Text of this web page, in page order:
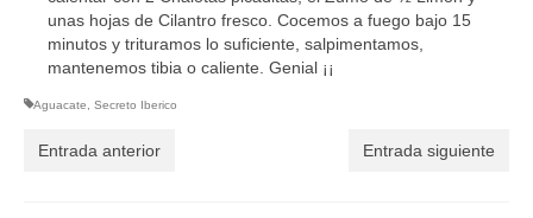
unas hojas de Cilantro fresco. Cocemos a fuego bajo 15
minutos y trituramos lo suficiente, salpimentamos,
mantenemos tibia o caliente. Genial ¡¡
Aguacate Secreto Iberico
Entrada anterior Entrada siguiente